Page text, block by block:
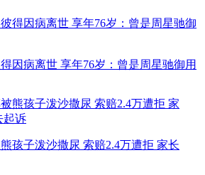
因病离世 享年76岁：曾是周星驰御用
孩子泼沙撒尿 索赔2.4万遭拒 家长